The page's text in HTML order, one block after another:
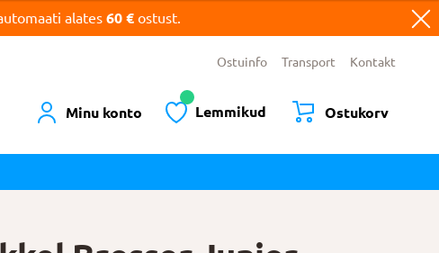
alates 60 € ostust.
Ostuinfo Transport Kontakt
Minu konto Lemmikud Ostukorv